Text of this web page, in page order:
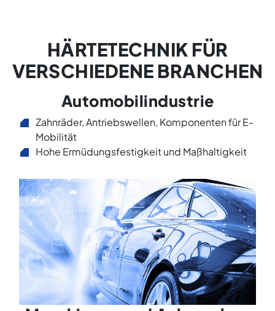
HÄRTETECHNIK FÜR
VERSCHIEDENE BRANCHEN
Automobilindustrie
Zahnräder, Antriebswellen, Komponenten für E-
Mobilität
Hohe Ermüdungsfestigkeit und Maßhaltigkeit